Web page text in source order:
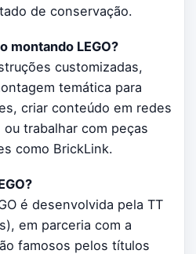
de conservação.
montando LEGO?
customizadas,
temática para
criar conteúdo em redes
trabalhar com peças
como BrickLink.
é desenvolvida pela TT
em parceria com a
famosos pelos títulos